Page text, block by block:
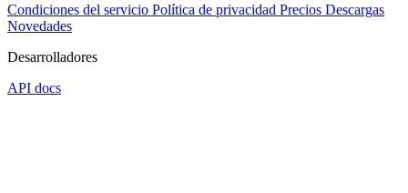
Condiciones del servicio Política de privacidad Precios Descargas
Novedades
Desarrolladores
API docs